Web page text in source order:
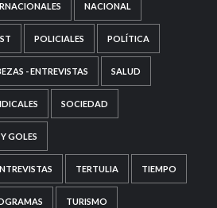
NACIONAL
POLICIALES POLÍTICA
- ENTREVISTAS SALUD
SOCIEDAD
GOLES
TERTULIA TIEMPO
TURISMO